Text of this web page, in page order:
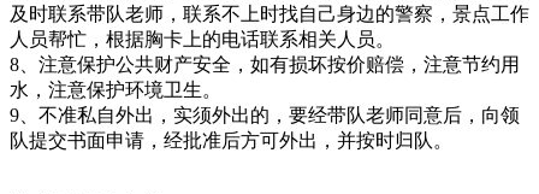
及时联系带队老师，联系不上时找自己身边的警察，景点工作
人员帮忙，根据胸卡上的电话联系相关人员。
8、注意保护公共财产安全，如有损坏按价赔偿，注意节约用
水，注意保护环境卫生。
9、不准私自外出，实须外出的，要经带队老师同意后，向领
队提交书面申请，经批准后方可外出，并按时归队。